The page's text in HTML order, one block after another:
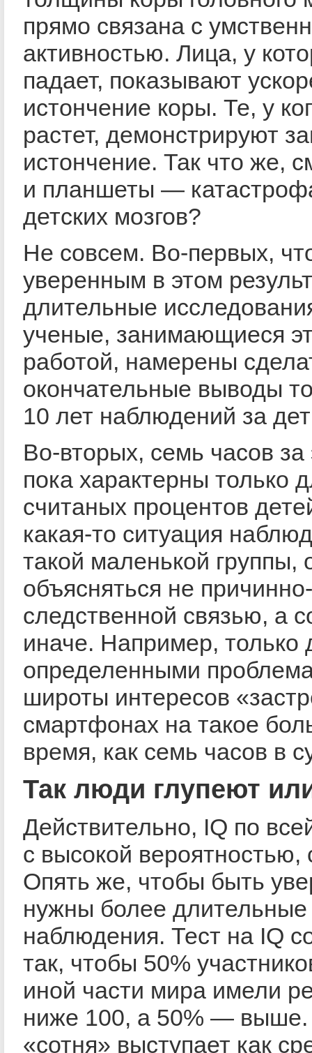
прямо связана с
активностью. Лица, у
падает, показывают
истончение коры. Те, у
растет, демонстрируют
истончение. Так что же,
и планшеты —
детских мозгов?
Не совсем. Во-первых,
уверенным в этом
длительные
ученые, занимающиеся
работой, намерены
окончательные выводы
10 лет наблюдений за
Во-вторых, семь часов за
пока характерны только
считаных процентов
какая-то ситуация
такой маленькой группы,
объясняться не причинно-
следственной связью, а
иначе. Например, только
определенными
широты интересов
смартфонах на такое
время, как семь часов в
Так люди глупеют
Действительно, IQ по
с высокой вероятностью,
Опять же, чтобы быть
нужны более длительные
наблюдения. Тест на IQ
так, чтобы 50%
иной части мира имели
ниже 100, а 50% — выше.
«сотня» выступает как